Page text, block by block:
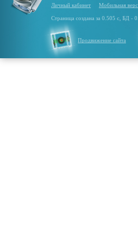
Личный кабинет Мобильная
Страница создана за 0.505 с, БД -
Продвижение сайта